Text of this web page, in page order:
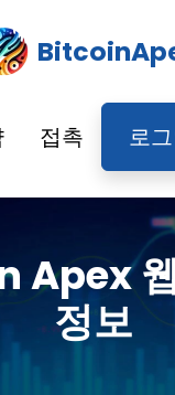
접촉 로
Apex
정보